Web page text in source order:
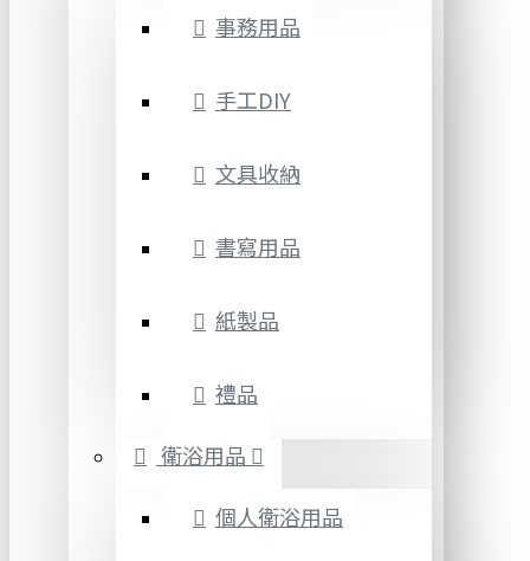
事務用品
手工DIY
文具收納
書寫用品
紙製品
禮品
衛浴用品
個人衛浴用品